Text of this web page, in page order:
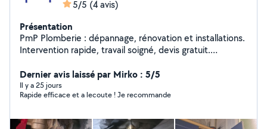
5/5 (4 avis)
Présentation
PmP Plomberie : dépannage, rénovation et installations.
Intervention rapide, travail soigné, devis gratuit.
Dernier avis laissé par Mirko : 5/5
Il y a 25 jours
Rapide efficace et a lecoute ! Je recommande